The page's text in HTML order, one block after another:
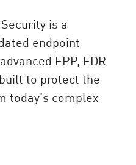
is a
endpoint
EPP, EDR
to protect the
today’s complex